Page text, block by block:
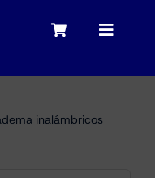
Toggle
Toggle
inalámbricos